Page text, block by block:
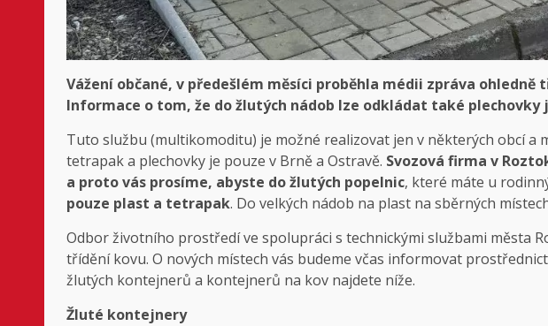
Vážení občané, v předešlém měsíci proběhla médii zpráva ohledně
Informace o tom, že do žlutých nádob lze odkládat také plechovky
Tuto službu (multikomoditu) je možné realizovat jen v některých obcí a
tetrapak a plechovky je pouze v Brně a Ostravě. Svozová firma v
a proto vás prosíme, abyste do žlutých popelnic, které máte u
pouze plast a tetrapak. Do velkých nádob na plast na sběrných
Odbor životního prostředí ve spolupráci s technickými službami města
třídění kovu. O nových místech vás budeme včas informovat
žlutých kontejnerů a kontejnerů na kov najdete níže.
Žluté kontejnery